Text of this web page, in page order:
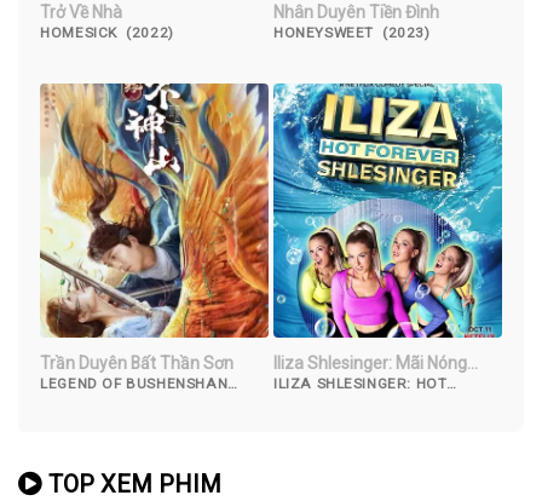
Trở Về Nhà
HOMESICK (2022)
Nhân Duyên Tiền Đình
HONEYSWEET (2023)
Trần Duyên Bất Thần Sơn
LEGEND OF BUSHENSHAN
Iliza Shlesinger: Mãi Nóng
Bỏng
ILIZA SHLESINGER: HOT
TOP XEM PHIM